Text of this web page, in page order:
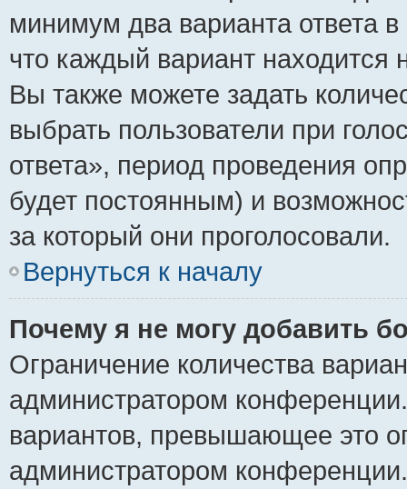
минимум два варианта ответа
что каждый вариант находится
Вы также можете задать
выбрать пользователи при
ответа», период проведения
будет постоянным) и
за который они проголосовали.
Вернуться к началу
Почему я не могу добавить
Ограничение количества
администратором
вариантов, превышающее это
администратором конференции.